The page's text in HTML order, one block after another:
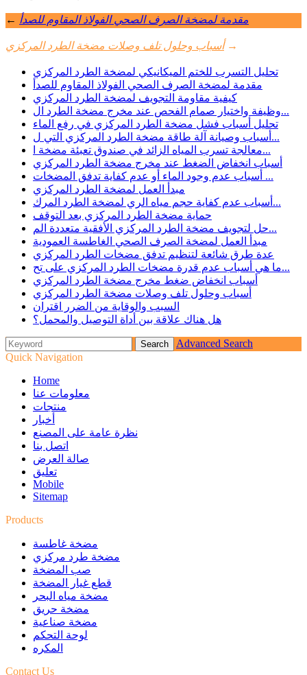
← مقدمة لمضخة الصرف الصحي الفولاذ المقاوم للصدأ
أسباب وحلول تلف وصلات مضخة الطرد المركزي →
تحليل التسرب للختم الميكانيكي لمضخة الطرد المركزي
مقدمة لمضخة الصرف الصحي الفولاذ المقاوم للصدأ
كيفية مقاومة التجويف لمضخة الطرد المركزي
وظيفة واختيار صمام الفحص عند مخرج مضخة الطرد ال...
تحليل أسباب فشل مضخة الطرد المركزي في رفع الماء
أسباب وصيانة آلة طاقة مضخة الطرد المركزي التي ل...
معالجة تسرب المياه الزائد في صندوق تعبئة مضخة ا...
أسباب انخفاض الضغط عند مخرج مضخة الطرد المركزي
أسباب عدم وجود الماء أو عدم كفاية تدفق المضخات ...
مبدأ العمل لمضخة الطرد المركزي
أسباب عدم كفاية حجم مياه الري لمضخة الطرد المرك...
حماية مضخة الطرد المركزي بعد التوقف
حل لتجويف مضخة الطرد المركزي الأفقية متعددة الم...
مبدأ العمل لمضخة الصرف الصحي الغاطسة العمودية
عدة طرق شائعة لتنظيم تدفق مضخات الطرد المركزي
ما هي أسباب عدم قدرة مضخات الطرد المركزي على تح...
أسباب انخفاض ضغط مخرج مضخة الطرد المركزي
أسباب وحلول تلف وصلات مضخة الطرد المركزي
السبب والوقاية من الضرر اقتران
هل هناك علاقة بين أداة التوصيل والمحمل؟
Advanced Search
Quick Navigation
Home
معلومات عنا
منتجات
أخبار
نظرة عامة على المصنع
اتصل بنا
صالة العرض
تعليق
Mobile
Sitemap
Products
مضخة غاطسة
مضخة طرد مركزي
صب المضخة
قطع غيار المضخة
مضخة مياه البحر
مضخة حريق
مضخة صناعية
لوحة التحكم
المكره
Contact Us